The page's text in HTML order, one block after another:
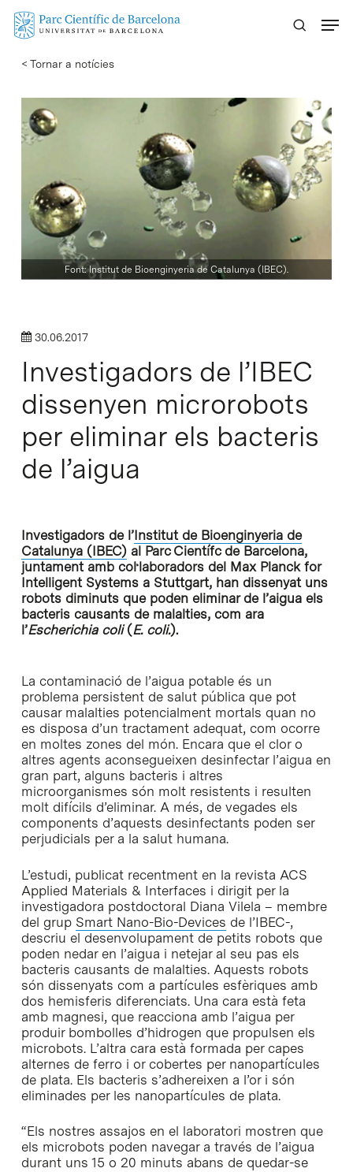
Skip
content
< Tornar a notícies
Font: Institut de Bioenginyeria de Catalunya (IBEC).
30.06.2017
Investigadors de l’IBEC
dissenyen microrobots
per eliminar els bacteris
de l’aigua
Investigadors de l’Institut de Bioenginyeria de
Catalunya (IBEC)al Parc Científc de Barcelona,
juntament amb col·laboradors del Max Planck for
Intelligent Systems a Stuttgart, han dissenyat uns
robots diminuts que poden eliminar de l’aigua els
bacteris causants de malalties, com ara
l’Escherichia coli(E. coli.).
La contaminació de l’aigua potable és un
problema persistent de salut pública que pot
causar malalties potencialment mortals quan no
es disposa d’un tractament adequat, com ocorre
en moltes zones del món. Encara que el clor o
altres agents aconsegueixen desinfectar l’aigua en
gran part, alguns bacteris i altres
microorganismes són molt resistents i resulten
molt difícils d’eliminar. A més, de vegades els
components d’aquests desinfectants poden ser
perjudicials per a la salut humana.
L’estudi, publicat recentment en la revista ACS
Applied Materials & Interfaces i dirigit per la
investigadora postdoctoral Diana Vilela – membre
del grup Smart Nano-Bio-Devices de l’IBEC-,
descriu el desenvolupament de petits robots que
poden nedar en l’aigua i netejar al seu pas els
bacteris causants de malalties. Aquests robots
són dissenyats com a partícules esfèriques amb
dos hemisferis diferenciats. Una cara està feta
amb magnesi, que reacciona amb l’aigua per
produir bombolles d’hidrogen que propulsen els
microbots. L’altra cara està formada per capes
alternes de ferro i or cobertes per nanopartícules
de plata. Els bacteris s’adhereixen a l’or i són
eliminades per les nanopartícules de plata.
“Els nostres assajos en el laboratori mostren que
els microbots poden navegar a través de l’aigua
durant uns 15 o 20 minuts abans de quedar-se